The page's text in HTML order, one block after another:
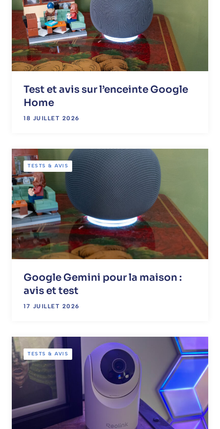
Test et avis sur l’enceinte Google
Home
18 JUILLET 2026
TESTS & AVIS
Google Gemini pour la maison :
avis et test
17 JUILLET 2026
TESTS & AVIS